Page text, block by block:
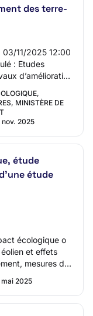
des terre-
03/11/2025 12:00
: Etudes
d’amélioration
MINISTÈRE DE
nov. 2025
étude
étude
écologique o
et effets
mesures de
2025